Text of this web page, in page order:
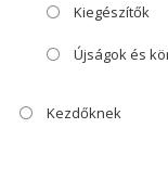
Kiegészítők
Újságok és
Kezdőknek